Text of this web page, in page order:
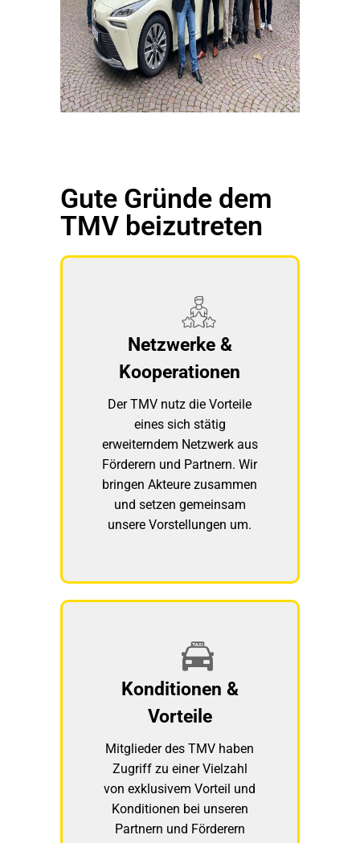
Gute Gründe dem
TMV beizutreten
Netzwerke &
Kooperationen
Der TMV nutz die Vorteile
eines sich stätig
erweiterndem Netzwerk aus
Förderern und Partnern. Wir
bringen Akteure zusammen
und setzen gemeinsam
unsere Vorstellungen um.
Konditionen &
Vorteile
Mitglieder des TMV haben
Zugriff zu einer Vielzahl
von exklusivem Vorteil und
Konditionen bei unseren
Partnern und Förderern